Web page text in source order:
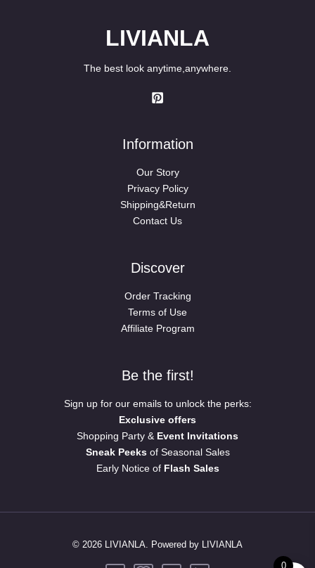
LIVIANLA
The best look anytime,anywhere.
Information
Our Story
Privacy Policy
Shipping&Return
Contact Us
Discover
Order Tracking
Terms of Use
Affiliate Program
Be the first!
Sign up for our emails to unlock the perks:
Exclusive offers
Shopping Party & Event Invitations
Sneak Peeksof Seasonal Sales
Early Notice of Flash Sales
© 2026 LIVIANLA. Powered by LIVIANLA
0